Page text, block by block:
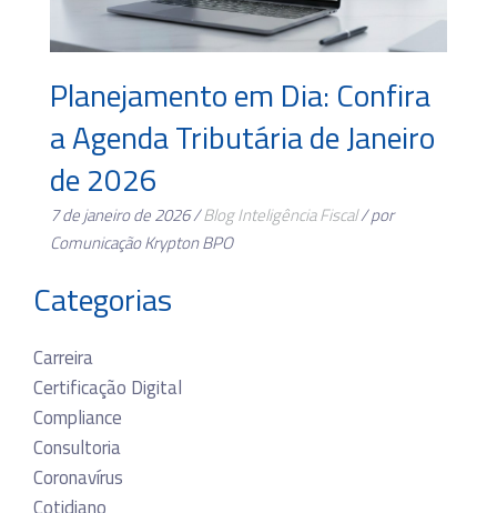
Planejamento em Dia: Confira
a Agenda Tributária de Janeiro
de 2026
7 de janeiro de 2026 /BlogInteligência Fiscal/ por
Comunicação Krypton BPO
Categorias
Carreira
Certificação Digital
Compliance
Consultoria
Coronavírus